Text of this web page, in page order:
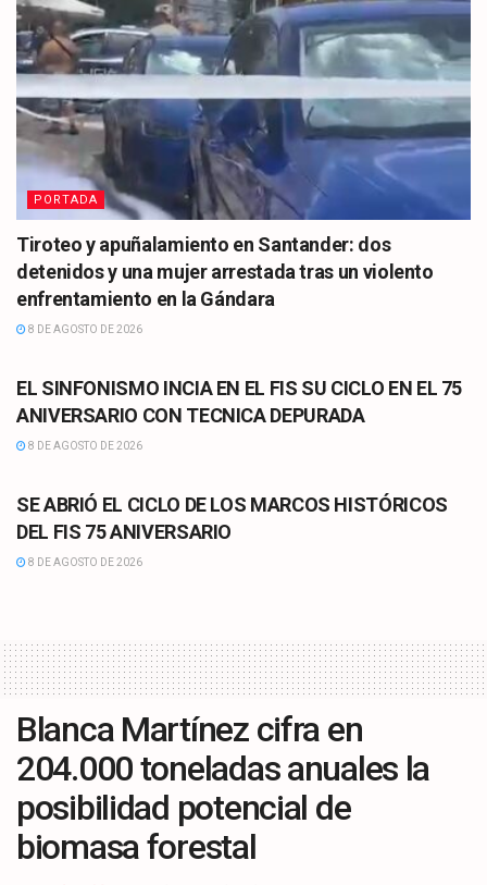
PORTADA
Tiroteo y apuñalamiento en Santander: dos
detenidos y una mujer arrestada tras un violento
enfrentamiento en la Gándara
8 DE AGOSTO DE 2026
EL SINFONISMO INCIA EN EL FIS SU CICLO EN EL 75
ANIVERSARIO CON TECNICA DEPURADA
8 DE AGOSTO DE 2026
SE ABRIÓ EL CICLO DE LOS MARCOS HISTÓRICOS
DEL FIS 75 ANIVERSARIO
8 DE AGOSTO DE 2026
Blanca Martínez cifra en
204.000 toneladas anuales la
posibilidad potencial de
biomasa forestal